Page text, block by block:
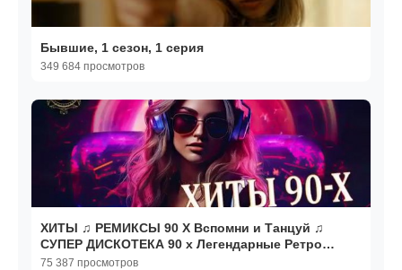
Бывшие, 1 сезон, 1 серия
349 684 просмотров
ХИТЫ ♫ РЕМИКСЫ 90 Х Вспомни и Танцуй ♫
СУПЕР ДИСКОТЕКА 90 х Легендарные Ретро
Ремиксы 90-х и 2000-х
75 387 просмотров